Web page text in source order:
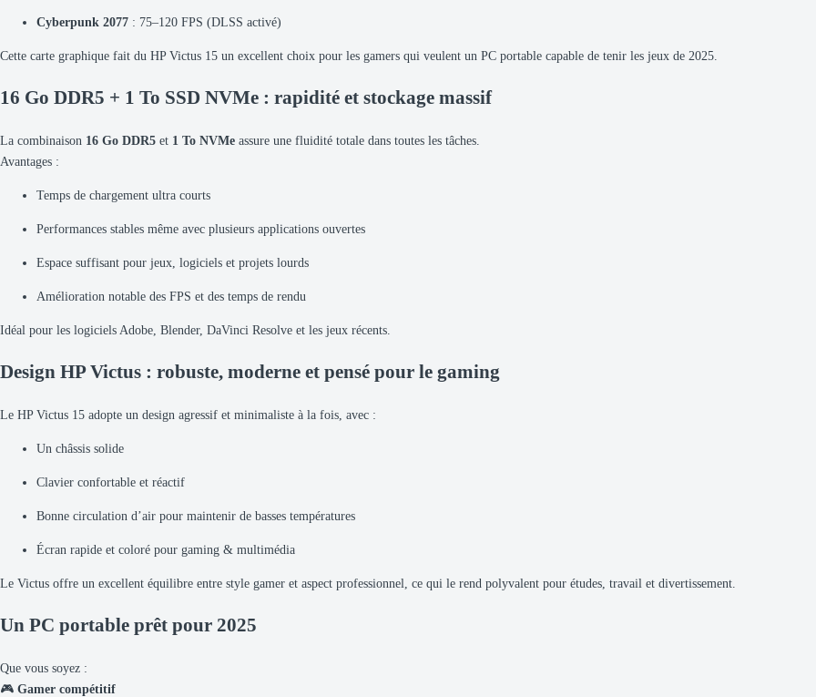
Cyberpunk 2077 : 75–120 FPS (DLSS activé)
Cette carte graphique fait du HP Victus 15 un excellent choix pour les gamers qui veulent un PC portable capable de tenir les jeux de 2025.
16 Go DDR5 + 1 To SSD NVMe : rapidité et stockage massif
La combinaison 16 Go DDR5 et 1 To NVMe assure une fluidité totale dans toutes les tâches.
Avantages :
Temps de chargement ultra courts
Performances stables même avec plusieurs applications ouvertes
Espace suffisant pour jeux, logiciels et projets lourds
Amélioration notable des FPS et des temps de rendu
Idéal pour les logiciels Adobe, Blender, DaVinci Resolve et les jeux récents.
Design HP Victus : robuste, moderne et pensé pour le gaming
Le HP Victus 15 adopte un design agressif et minimaliste à la fois, avec :
Un châssis solide
Clavier confortable et réactif
Bonne circulation d’air pour maintenir de basses températures
Écran rapide et coloré pour gaming & multimédia
Le Victus offre un excellent équilibre entre style gamer et aspect professionnel, ce qui le rend polyvalent pour études, travail et divertissement.
Un PC portable prêt pour 2025
Que vous soyez :
🎮 Gamer compétitif